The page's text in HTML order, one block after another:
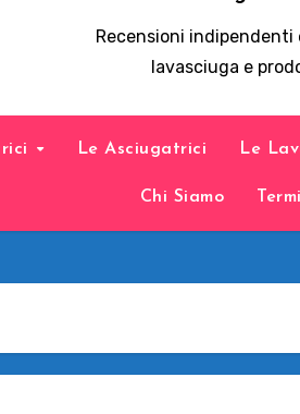
Recensioni
lavasciuga e
Le Asciugatrici Le
Chi Siamo